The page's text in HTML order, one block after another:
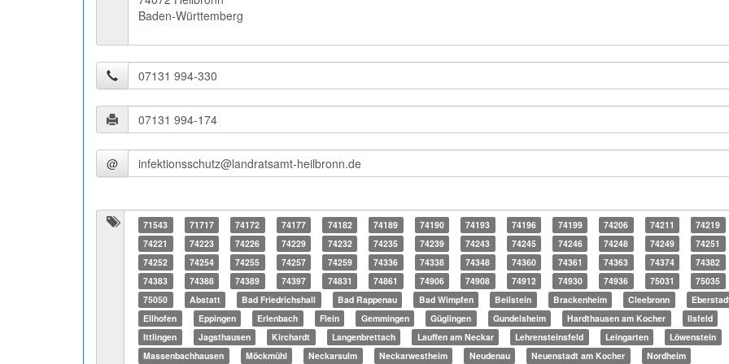
Baden-Württemberg
@
71543 71717 74172 74177 74182 74189 74190 74193 74196 74199 74206 74211
74219
74221
74223 74226 74229 74232 74235 74239 74243 74245 74246 74248 74249
74251
74252
74254 74255 74257 74259 74336 74338 74348 74360 74361 74363 74374
74382
74383
74388 74389 74397 74831 74861 74906 74908 74912 74930 74936 75031
75035
75050
Abstatt Bad Friedrichshall Bad Rappenau Bad Wimpfen Beilstein Brackenheim Cleebronn
Ellhofen
Eppingen Erlenbach Flein Gemmingen Güglingen Gundelsheim Hardthausen am Kocher
Ilsfeld
Ittlingen
Jagsthausen Kirchardt Langenbrettach Lauffen am Neckar Lehrensteinsfeld Leingarten
Löwenstein
Massenbachhausen
Möckmühl Neckarsulm Neckarwestheim Neudenau Neuenstadt am Kocher Nordheim